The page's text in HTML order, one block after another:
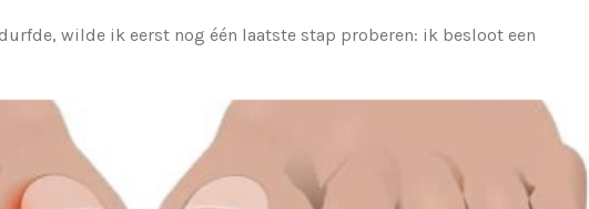
wilde ik eerst nog één laatste stap proberen: ik besloot een